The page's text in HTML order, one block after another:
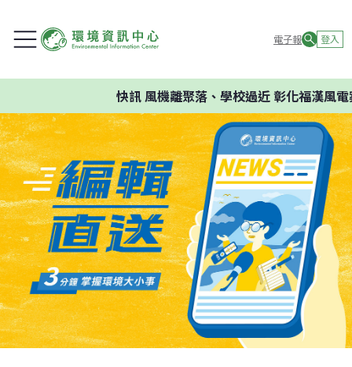
電子報 登入
快訊風機離聚落、學校過近 彰化福漢風電